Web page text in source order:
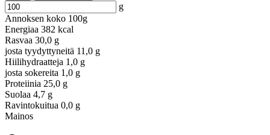
g
Annoksen koko 100g
Energiaa 382 kcal
Rasvaa 30,0 g
josta tyydyttyneitä 11,0 g
Hiilihydraatteja 1,0 g
josta sokereita 1,0 g
Proteiinia 25,0 g
Suolaa 4,7 g
Ravintokuitua 0,0 g
Mainos